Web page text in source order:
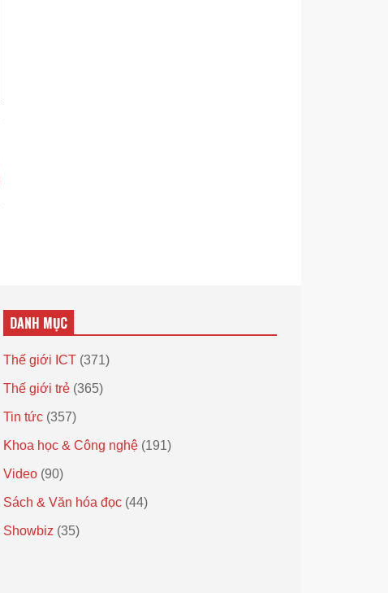
DANH MỤC
Thế giới ICT (371)
Thế giới trẻ (365)
Tin tức (357)
Khoa học & Công nghệ (191)
Video (90)
Sách & Văn hóa đọc (44)
Showbiz (35)